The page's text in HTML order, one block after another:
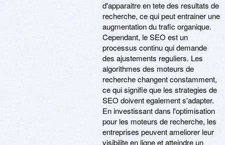
d'apparaitre en tete des resultats de
recherche, ce qui peut entrainer une
augmentation du trafic organique.
Cependant, le SEO est un
processus continu qui demande
des ajustements reguliers. Les
algorithmes des moteurs de
recherche changent constamment,
ce qui signifie que les strategies de
SEO doivent egalement s'adapter.
En investissant dans l'optimisation
pour les moteurs de recherche, les
entreprises peuvent ameliorer leur
visibilite en ligne et atteindre un